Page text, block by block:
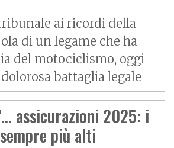
ai ricordi della
di un legame che ha
del motociclismo, oggi
battaglia legale
assicurazioni 2025: i
più alti